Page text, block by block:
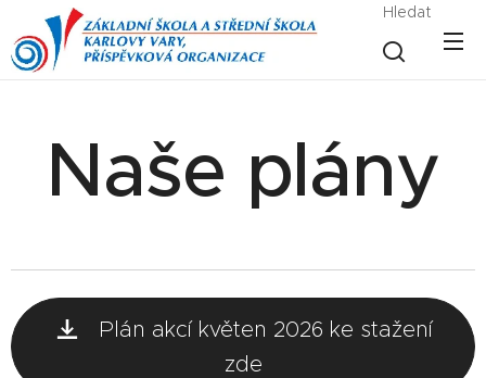
Hledat
Naše plány
Plán akcí květen 2026 ke stažení
zde